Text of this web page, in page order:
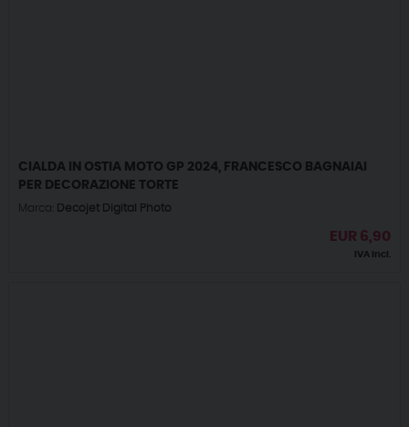
CIALDA IN OSTIA MOTO GP 2024, FRANCESCO BAGNAIAI
PER DECORAZIONE TORTE
Marca: Decojet Digital Photo
EUR 6,90
IVA incl.